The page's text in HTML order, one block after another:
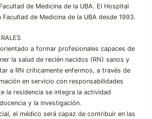
de Medicina de la UBA. El Hospital
de Medicina de la UBA desde 1993.
a formar profesionales capaces de
la salud de recién nacidos (RN) sanos y
a RN críticamente enfermos, a través de
en servicio con responsabilidades
la residencia se integra la actividad
y la investigación.
el médico será capaz de contribuir en las